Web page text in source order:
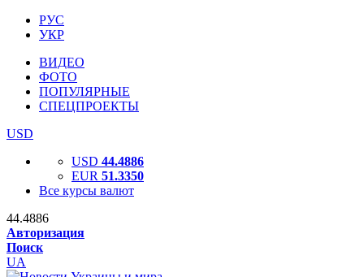
РУС
УКР
ВИДЕО
ФОТО
ПОПУЛЯРНЫЕ
СПЕЦПРОЕКТЫ
USD
USD 44.4886
EUR 51.3350
Все курсы валют
44.4886
Авторизация
Поиск
UA